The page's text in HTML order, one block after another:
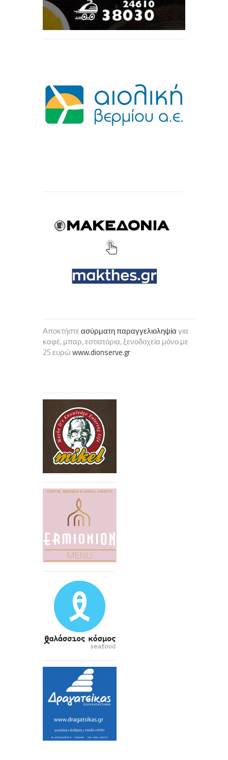
Αποκτήστεασύρματη παραγγελιοληψίαγια
καφέ, μπαρ, εστιατόρια, ξενοδοχεία μόνο με
25 ευρώwww.dionserve.gr